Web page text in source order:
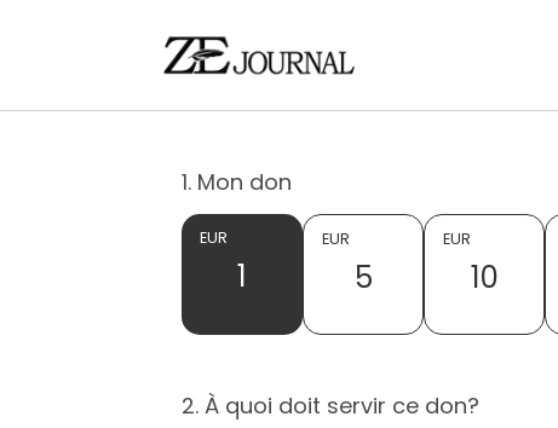
1. Mon don
EUR
1
EUR
5
EUR
10
2. À quoi doit servir ce don?